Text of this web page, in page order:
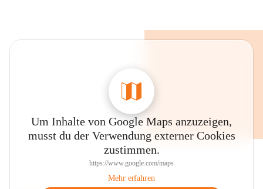
Um Inhalte von Google Maps anzuzeigen,
musst du der Verwendung externer Cookies
zustimmen.
https://www.google.com/maps
Mehr erfahren